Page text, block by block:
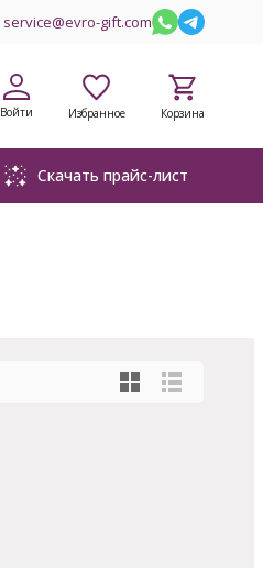
service@evro-gift.com
Войти Избранное Корзина
Скачать прайс-лист